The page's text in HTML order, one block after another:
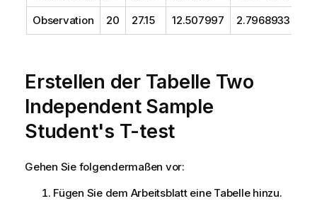
Observation 20 27.15 12.507997 2.7968933
Erstellen der Tabelle Two
Independent Sample
Student's T-test
Gehen Sie folgendermaßen vor:
Fügen Sie dem Arbeitsblatt eine Tabelle hinzu.